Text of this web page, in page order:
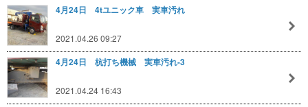
4月24日 4tユニック車 実車汚れ
2021.04.26 09:27
4月24日 杭打ち機械 実車汚れ-3
2021.04.24 16:43